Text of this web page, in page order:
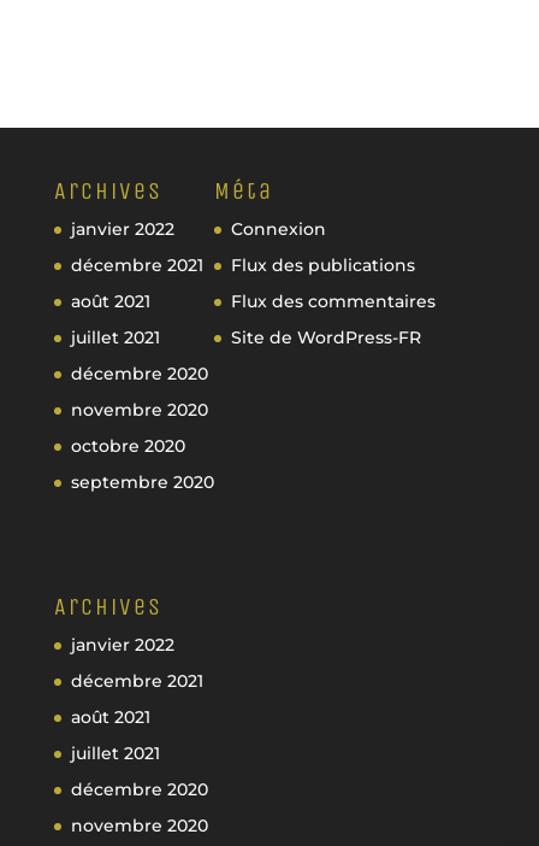
Archives
janvier 2022
décembre 2021
août 2021
juillet 2021
décembre 2020
novembre 2020
octobre 2020
septembre 2020
Méta
Connexion
Flux des publications
Flux des commentaires
Site de WordPress-FR
Archives
janvier 2022
décembre 2021
août 2021
juillet 2021
décembre 2020
novembre 2020